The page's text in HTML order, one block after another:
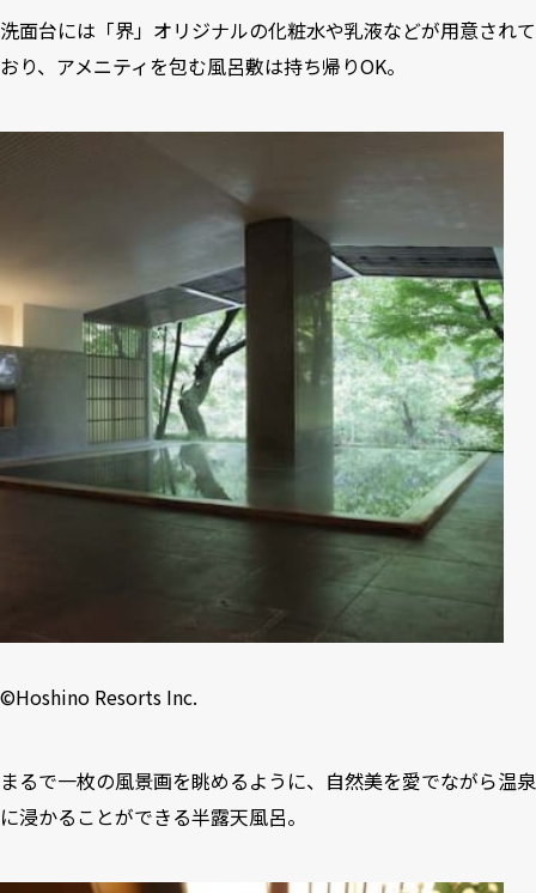
洗面台には「界」オリジナルの化粧水や乳液などが用意されて
おり、アメニティを包む風呂敷は持ち帰りOK。
©Hoshino Resorts Inc.
まるで一枚の風景画を眺めるように、自然美を愛でながら温泉
に浸かることができる半露天風呂。